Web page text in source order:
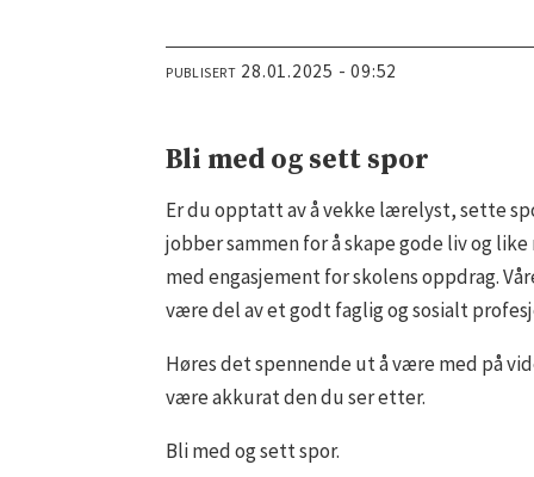
PUBLISERT 28.01.2025 - 09:52
Bli med og sett spor
Er du opptatt av å vekke lærelyst, sette
jobber sammen for å skape gode liv og
med engasjement for skolens oppdrag.
være del av et godt faglig og sosialt
Høres det spennende ut å være med på
være akkurat den du ser etter.
Bli med og sett spor.